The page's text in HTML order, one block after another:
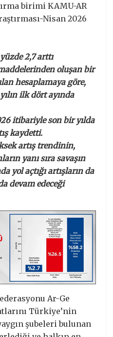
birimi KAMU-AR
Nisan 2026
2,7 arttı
oluşan bir
hesaplamaya göre,
ilk dört ayında
itibariyle son bir yılda
kaydetti.
artış trendinin,
yanı sıra savaşın
yol açtığı artışların da
devam edeceği
Ar-Ge
Türkiye’nin
şubeleri bulunan